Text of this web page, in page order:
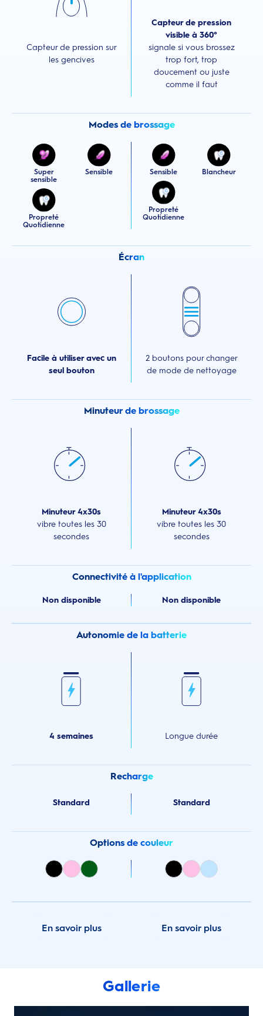
Capteur de pression sur
les gencives
Capteur de pression
visible à 360°
signale si vous brossez
trop fort, trop
doucement ou juste
comme il faut
Modes de brossage
Super
sensible
Sensible
Propreté
Quotidienne
Sensible Blancheur
Propreté
Quotidienne
Écran
Facile à utiliser avec un
seul bouton
2 boutons pour changer
de mode de nettoyage
Minuteur de brossage
Minuteur 4x30s
vibre toutes les 30
secondes
Minuteur 4x30s
vibre toutes les 30
secondes
Connectivité à l'application
Non disponible Non disponible
Autonomie de la batterie
4 semaines Longue durée
Recharge
Standard Standard
Options de couleur
En savoir plus En savoir plus
Gallerie